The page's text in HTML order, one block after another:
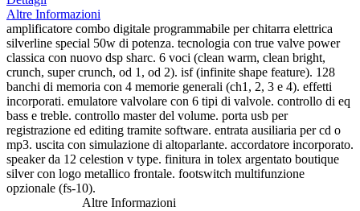
Altre Informazioni
amplificatore combo digitale programmabile per chitarra elettrica
silverline special 50w di potenza. tecnologia con true valve power
classica con nuovo dsp sharc. 6 voci (clean warm, clean bright,
crunch, super crunch, od 1, od 2). isf (infinite shape feature). 128
banchi di memoria con 4 memorie generali (ch1, 2, 3 e 4). effetti
incorporati. emulatore valvolare con 6 tipi di valvole. controllo di eq
bass e treble. controllo master del volume. porta usb per
registrazione ed editing tramite software. entrata ausiliaria per cd o
mp3. uscita con simulazione di altoparlante. accordatore incorporato.
speaker da 12 celestion v type. finitura in tolex argentato boutique
silver con logo metallico frontale. footswitch multifunzione
opzionale (fs-10).
Altre Informazioni